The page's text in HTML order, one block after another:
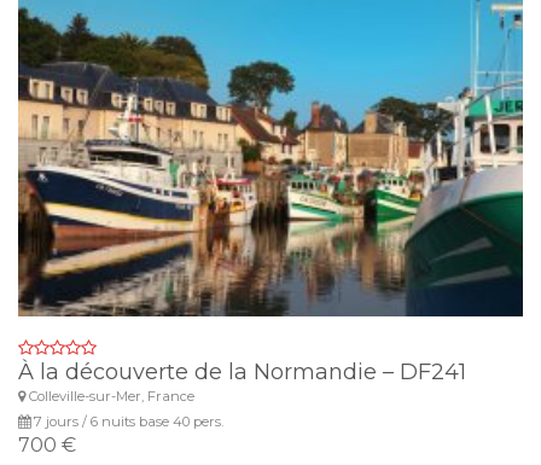
À la découverte de la Normandie – DF241
Colleville-sur-Mer, France
7 jours / 6 nuits base 40 pers.
700 €